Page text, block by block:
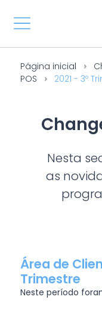
Página inicial
POS
2021 - 3º
Nesta
as
Área de
Trimestre
Neste período